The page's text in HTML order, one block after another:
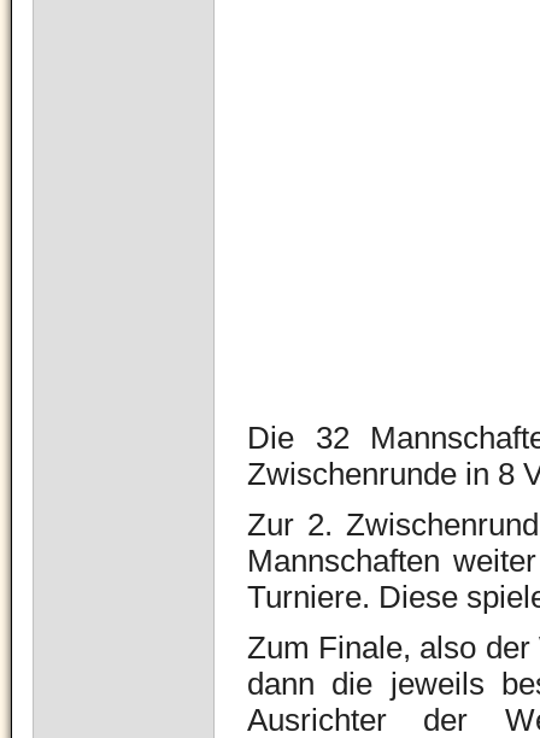
Die 32
Zwischenrunde in 8
Zur 2.
Mannschaften
Turniere. Diese
Zum Finale, also
dann die jeweils
Ausrichter der